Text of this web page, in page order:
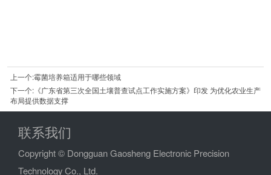
上一个:霉菌培养箱适用于哪些领域
下一个:《广东省第三次全国土壤普查试点工作实施方案》印发 为优化农业生产
布局提供数据支撑
联系我们
Copyright © Dongguan Gaosheng Electronic Precision
Technology Co., Ltd.